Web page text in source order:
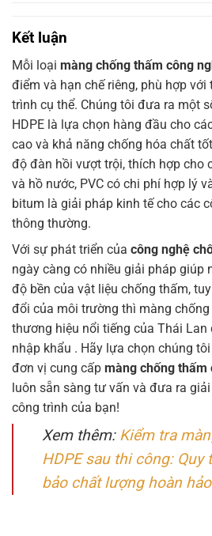
Kết luận
Mỗi loại màng chống thấm công
điểm và hạn chế riêng, phù hợp
trình cụ thể. Chúng tôi đưa ra một
HDPE là lựa chọn hàng đầu cho
cao và khả năng chống hóa chất
độ đàn hồi vượt trội, thích hợp cho
và hồ nước, PVC có chi phí hợp lý
bitum là giải pháp kinh tế cho các
thông thường.
Với sự phát triển của công nghệ
ngày càng có nhiều giải pháp giúp
độ bền của vật liệu chống thấm,
đổi của môi trường thì màng
thương hiệu nổi tiếng của Thái Lan
nhập khẩu . Hãy lựa chọn chúng tôi
đơn vị cung cấp màng chống thấm
luôn sẵn sàng tư vấn và đưa ra
công trình của bạn!
Xem thêm: Kiểm tra
HDPE sau thi công:
bảo chất lượng hoàn hảo